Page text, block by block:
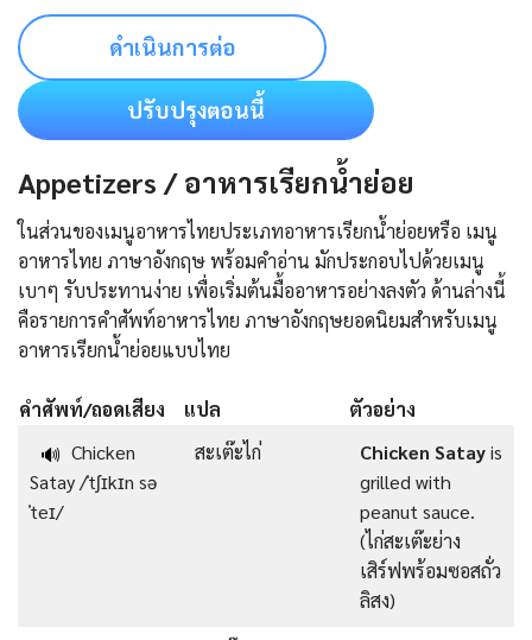
ดำเนินการต่อ
ปรับปรุงตอนนี้
Appetizers / อาหารเรียกน้ำย่อย
ในส่วนของเมนูอาหารไทยประเภทอาหารเรียกน้ำย่อยหรือ เมนู
อาหารไทย ภาษาอังกฤษ พร้อมคำอ่าน มักประกอบไปด้วยเมนู
เบาๆ รับประทานง่าย เพื่อเริ่มต้นมื้ออาหารอย่างลงตัว ด้านล่างนี้
คือรายการคําศัพท์อาหารไทย ภาษาอังกฤษยอดนิยมสำหรับเมนู
อาหารเรียกน้ำย่อยแบบไทย
คำศัพท์/ถอดเสียง แปล
ตัวอย่าง
🔊 Chicken
Satay /ˈtʃɪkɪn sə
ˈteɪ/
สะเต๊ะไก่ Chicken Satayis
grilled with
peanut sauce.
(ไก่สะเต๊ะย่าง
เสิร์ฟพร้อมซอสถั่ว
ลิสง)